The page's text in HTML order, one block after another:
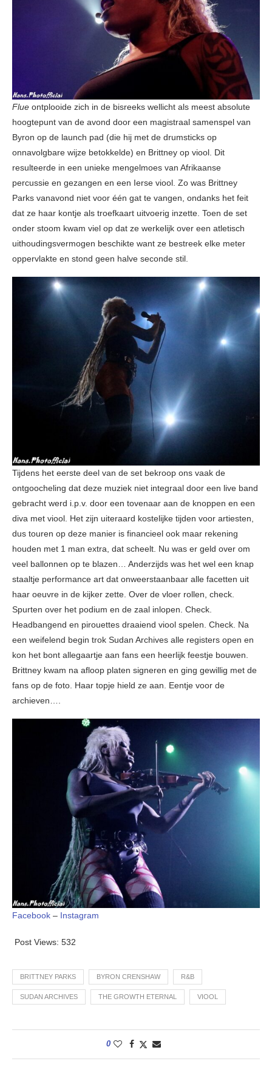
Flue ontplooide zich in de bisreeks wellicht als meest absolute
hoogtepunt van de avond door een magistraal samenspel van
Byron op de launch pad (die hij met de drumsticks op
onnavolgbare wijze betokkelde) en Brittney op viool. Dit
resulteerde in een unieke mengelmoes van Afrikaanse
percussie en gezangen en een Ierse viool. Zo was Brittney
Parks vanavond niet voor één gat te vangen, ondanks het feit
dat ze haar kontje als troefkaart uitvoerig inzette. Toen de set
onder stoom kwam viel op dat ze werkelijk over een atletisch
uithoudingsvermogen beschikte want ze bestreek elke meter
oppervlakte en stond geen halve seconde stil.
Tijdens het eerste deel van de set bekroop ons vaak de
ontgoocheling dat deze muziek niet integraal door een live band
gebracht werd i.p.v. door een tovenaar aan de knoppen en een
diva met viool. Het zijn uiteraard kostelijke tijden voor artiesten,
dus touren op deze manier is financieel ook maar rekening
houden met 1 man extra, dat scheelt. Nu was er geld over om
veel ballonnen op te blazen… Anderzijds was het wel een knap
staaltje performance art dat onweerstaanbaar alle facetten uit
haar oeuvre in de kijker zette. Over de vloer rollen, check.
Spurten over het podium en de zaal inlopen. Check.
Headbangend en pirouettes draaiend viool spelen. Check. Na
een weifelend begin trok Sudan Archives alle registers open en
kon het bont allegaartje aan fans een heerlijk feestje bouwen.
Brittney kwam na afloop platen signeren en ging gewillig met de
fans op de foto. Haar topje hield ze aan. Eentje voor de
archieven….
Facebook – Instagram
Post Views: 532
BRITTNEY PARKS BYRON CRENSHAW R&B
SUDAN ARCHIVES THE GROWTH ETERNAL VIOOL
0